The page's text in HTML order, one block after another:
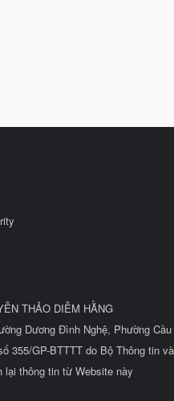
THẢO DIỄM HẰNG
Dương Đình Nghệ, Phường
355/GP-BTTTT do Bộ Thông tin
lại thông tin từ Website này